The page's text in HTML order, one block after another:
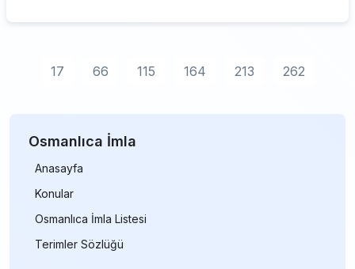
17 66 115 164 213 262
Osmanlıca İmla
Anasayfa
Konular
Osmanlıca İmla Listesi
Terimler Sözlüğü